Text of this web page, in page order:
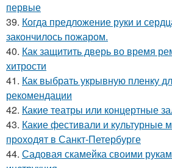
первые
39. Когда предложение руки и
закончилось пожаром.
40. Как защитить дверь во время
хитрости
41. Как выбрать укрывную пленку
рекомендации
42. Какие театры или концертные
43. Какие фестивали и культурные
проходят в Санкт-Петербурге
44. Садовая скамейка своими